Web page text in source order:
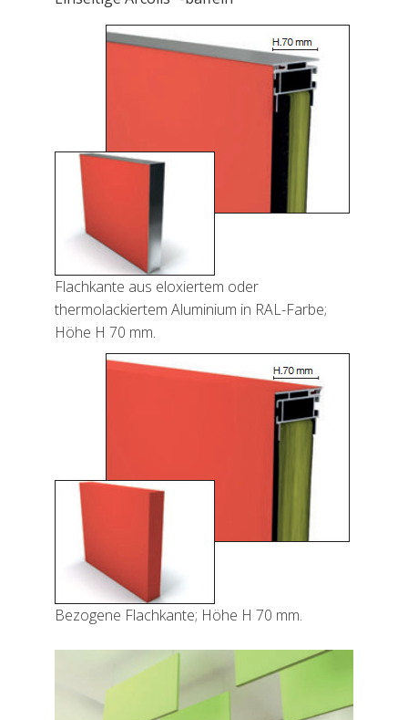
Flachkante aus eloxiertem oder
thermolackiertem Aluminium in RAL-Farbe;
Höhe H 70 mm.
Bezogene Flachkante; Höhe H 70 mm.